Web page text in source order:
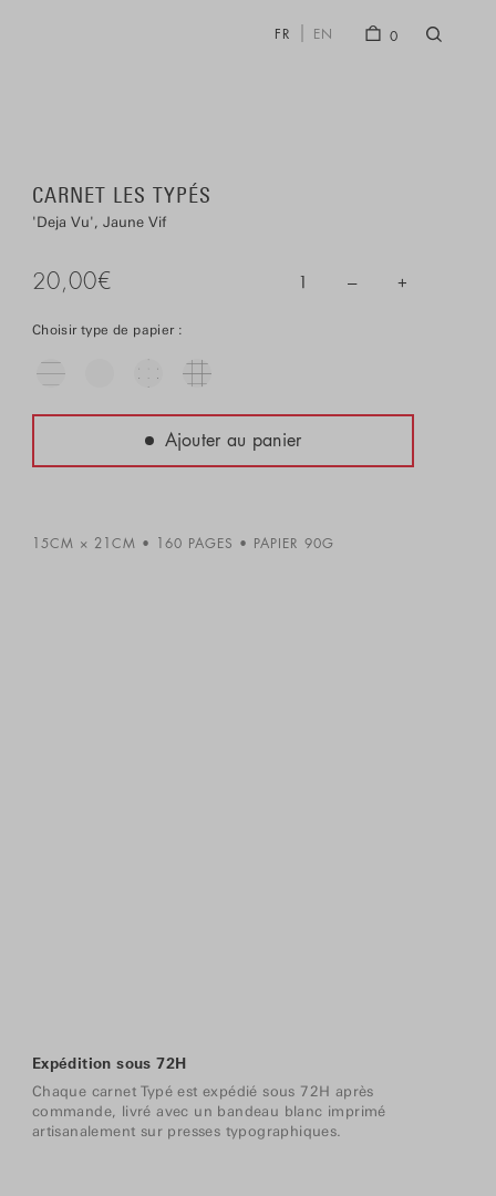
FR EN 0
15CM × 21CM 160 PAGES PAPIER 90G
Expédition sous 72H
Chaque carnet Typé est expédié sous 72H après
commande, livré avec un bandeau blanc imprimé
artisanalement sur presses typographiques.
CARNET LES TYPÉS
Deja Vu Jaune Vif
20,00€ 1 – +
Choisir type de papier :
Ajouter au panier